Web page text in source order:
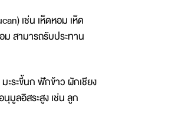
เช่น เห็ดหอม เห็ด
ม สามารถรับประทาน
ะระขี้นก ฟักข้าว ผักเชียง
มูลอิสระสูง เช่น ลูก